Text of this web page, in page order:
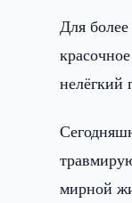
Для
нелёгкий
мирной